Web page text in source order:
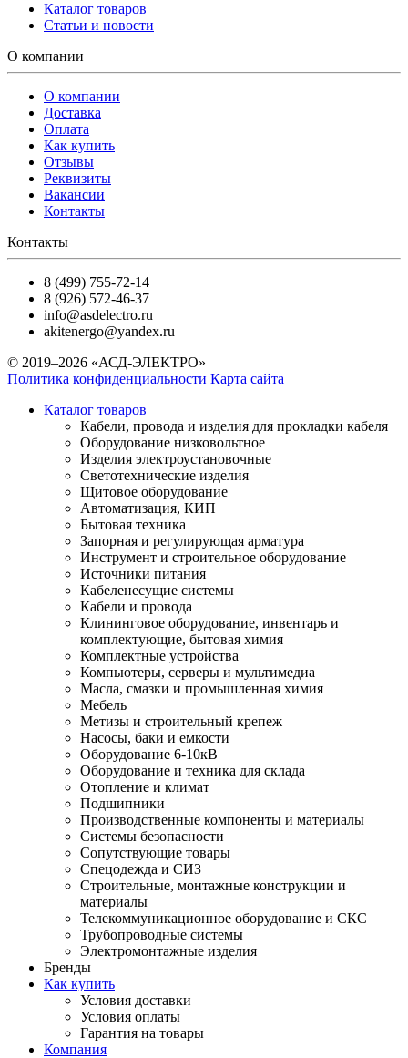
Каталог товаров
Статьи и новости
О компании
О компании
Доставка
Оплата
Как купить
Отзывы
Реквизиты
Вакансии
Контакты
Контакты
8 (499) 755-72-14
8 (926) 572-46-37
info@asdelectro.ru
akitenergo@yandex.ru
© 2019–2026 «АСД-ЭЛЕКТРО»
Политика конфиденциальности Карта сайта
Каталог товаров
Кабели, провода и изделия для прокладки кабеля
Оборудование низковольтное
Изделия электроустановочные
Светотехнические изделия
Щитовое оборудование
Автоматизация, КИП
Бытовая техника
Запорная и регулирующая арматура
Инструмент и строительное оборудование
Источники питания
Кабеленесущие системы
Кабели и провода
Клининговое оборудование, инвентарь и
комплектующие, бытовая химия
Комплектные устройства
Компьютеры, серверы и мультимедиа
Масла, смазки и промышленная химия
Мебель
Метизы и строительный крепеж
Насосы, баки и емкости
Оборудование 6-10кВ
Оборудование и техника для склада
Отопление и климат
Подшипники
Производственные компоненты и материалы
Системы безопасности
Сопутствующие товары
Спецодежда и СИЗ
Строительные, монтажные конструкции и
материалы
Телекоммуникационное оборудование и СКС
Трубопроводные системы
Электромонтажные изделия
Бренды
Как купить
Условия доставки
Условия оплаты
Гарантия на товары
Компания